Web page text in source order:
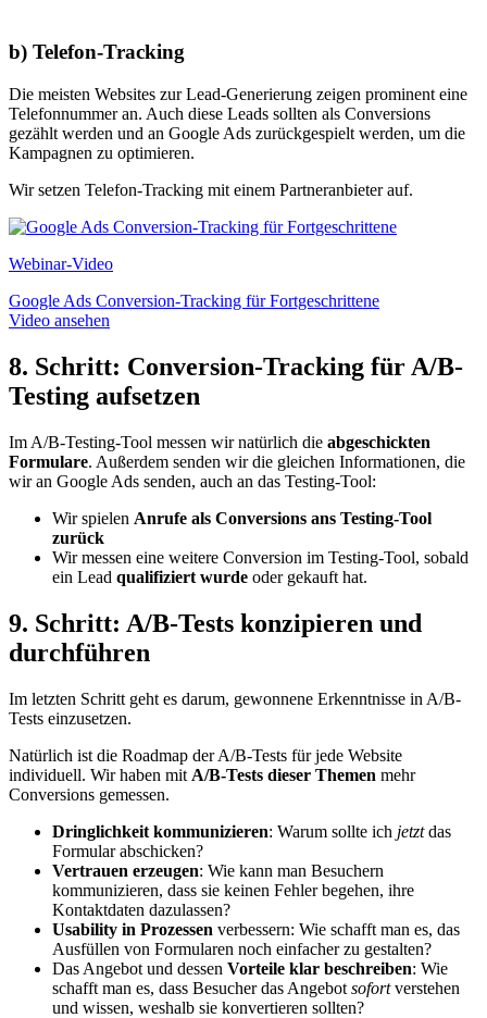
b) Telefon-Tracking
Die meisten Websites zur Lead-Generierung zeigen prominent eine
Telefonnummer an. Auch diese Leads sollten als Conversions
gezählt werden und an Google Ads zurückgespielt werden, um die
Kampagnen zu optimieren.
Wir setzen Telefon-Tracking mit einem Partneranbieter auf.
Webinar-Video
Google Ads Conversion-Tracking für Fortgeschrittene
Video ansehen
8. Schritt: Conversion-Tracking für A/B-
Testing aufsetzen
Im A/B-Testing-Tool messen wir natürlich die abgeschickten
Formulare. Außerdem senden wir die gleichen Informationen, die
wir an Google Ads senden, auch an das Testing-Tool:
Wir spielen Anrufe als Conversions ans Testing-Tool
zurück
Wir messen eine weitere Conversion im Testing-Tool, sobald
ein Lead qualifiziert wurde oder gekauft hat.
9. Schritt: A/B-Tests konzipieren und
durchführen
Im letzten Schritt geht es darum, gewonnene Erkenntnisse in A/B-
Tests einzusetzen.
Natürlich ist die Roadmap der A/B-Tests für jede Website
individuell. Wir haben mit A/B-Tests dieser Themen mehr
Conversions gemessen.
Dringlichkeit kommunizieren: Warum sollte ich jetztdas
Formular abschicken?
Vertrauen erzeugen: Wie kann man Besuchern
kommunizieren, dass sie keinen Fehler begehen, ihre
Kontaktdaten dazulassen?
Usability in Prozessen verbessern: Wie schafft man es, das
Ausfüllen von Formularen noch einfacher zu gestalten?
Das Angebot und dessen Vorteile klar beschreiben: Wie
schafft man es, dass Besucher das Angebot sofortverstehen
und wissen, weshalb sie konvertieren sollten?